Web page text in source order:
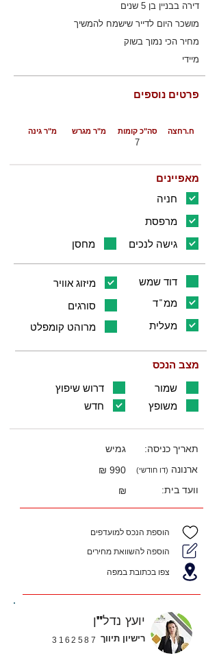
דירה בבניין בן 5 שנים
מושכר היום לדייר שישמח להמשיך
מחיר הכי נמוך בשוק
מיידי
פרטים נוספים
סה"כ קומות מ"ר גינה מ"ר מגרש ח.רחצה
7
מאפיינים
חניה
מרפסת
מחסן
גישה לנכים
מיזוג אוויר
דוד שמש
סורגים
ממ"ד
מרוהט קומפלט
מעלית
מצב הנכס
דרוש שיפוץ
שמור
חדש
משופץ
גמיש
תאריך כניסה:
990 ₪
ארנונה (דו חודשי)
₪ וועד בית:
הוספת הנכס למועדפים
הוספה להשוואת מחירים
צפו בכתובת במפה
יועץ נדל"ן
3162587 רישיון תיווך